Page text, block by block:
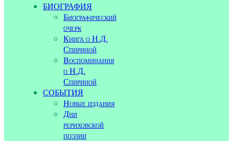
БИОГРАФИЯ
Биографический
очерк
Книга о Н.Д.
Спириной
Воспоминания
о Н.Д.
Спириной
СОБЫТИЯ
Новые издания
Дни
рериховской
поэзии